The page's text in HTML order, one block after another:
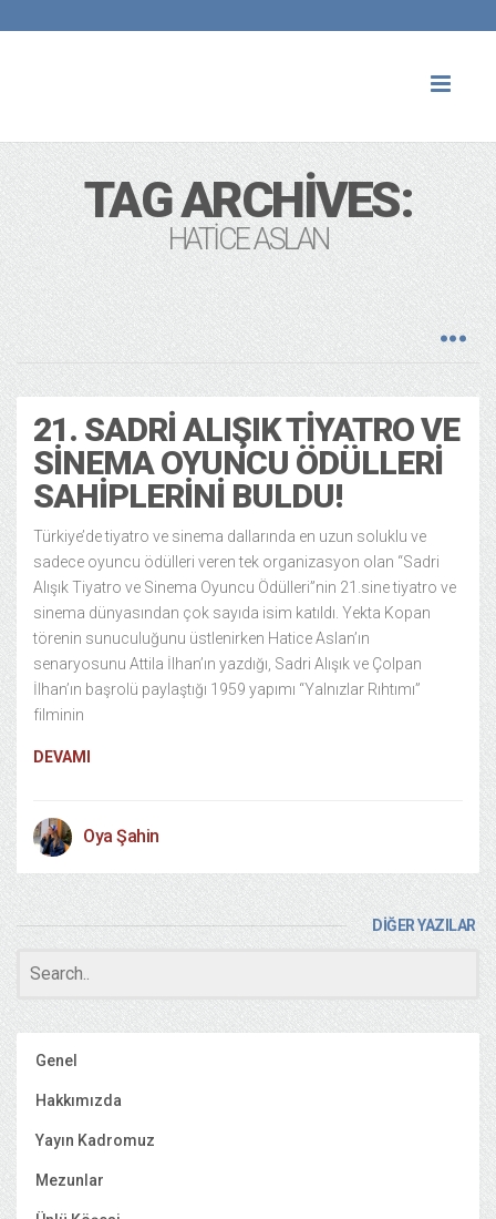
TAG ARCHIVES:
HATICE ASLAN
21. SADRI ALIŞIK TIYATRO VE
SINEMA OYUNCU ÖDÜLLERI
SAHIPLERINI BULDU!
Türkiye’de tiyatro ve sinema dallarında en uzun soluklu ve
sadece oyuncu ödülleri veren tek organizasyon olan “Sadri
Alışık Tiyatro ve Sinema Oyuncu Ödülleri”nin 21.sine tiyatro ve
sinema dünyasından çok sayıda isim katıldı. Yekta Kopan
törenin sunuculuğunu üstlenirken Hatice Aslan’ın
senaryosunu Attila İlhan’ın yazdığı, Sadri Alışık ve Çolpan
İlhan’ın başrolü paylaştığı 1959 yapımı “Yalnızlar Rıhtımı”
filminin
DEVAMI
Oya Şahin
DİĞER YAZILAR
Genel
Hakkımızda
Yayın Kadromuz
Mezunlar